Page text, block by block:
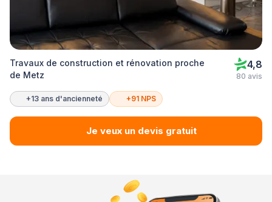
Travaux de construction et rénovation proche
de Metz
4,8
80 avis
+13 ans d'ancienneté +91 NPS
Je veux un devis gratuit